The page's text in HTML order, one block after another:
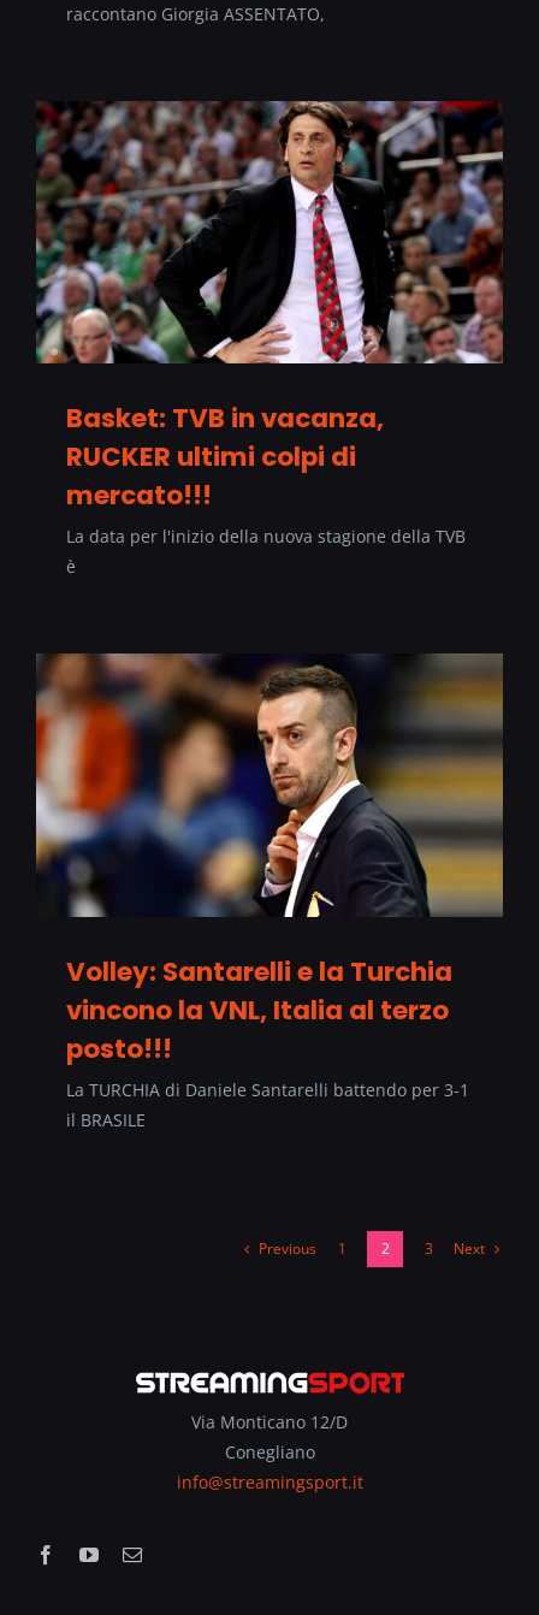
raccontano Giorgia ASSENTATO,
Basket: TVB in vacanza,
RUCKER ultimi colpi di
mercato!!!
La data per l'inizio della nuova stagione della TVB
è
Volley: Santarelli e la Turchia
vincono la VNL, Italia al terzo
posto!!!
La TURCHIA di Daniele Santarelli battendo per 3-1
il BRASILE
Previous 1 2 3 Next
Via Monticano 12/D
Conegliano
info@streamingsport.it